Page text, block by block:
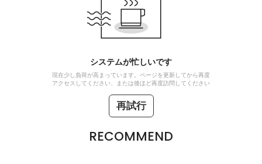
システムが忙しいです
現在少し負荷が高まっています。ページを更新してから再度
アクセスしてください、または後ほど再度訪問してください
再試行
RECOMMEND